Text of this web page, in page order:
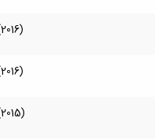
(2016)
(2016)
(2015)